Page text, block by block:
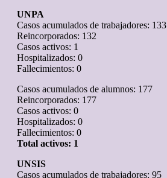
UNPA
Casos acumulados de trabajadores: 133
Reincorporados: 132
Casos activos: 1
Hospitalizados: 0
Fallecimientos: 0
Casos acumulados de alumnos: 177
Reincorporados: 177
Casos activos: 0
Hospitalizados: 0
Fallecimientos: 0
Total activos: 1
UNSIS
Casos acumulados de trabajadores: 95